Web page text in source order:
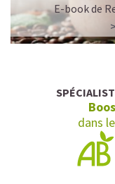
L’ALLIANCE
PERFORMANCE
Cacao pur, café
une boisson
Une vraie
pour ne jamais
Pour les accros
journées avec
E-book de
dans